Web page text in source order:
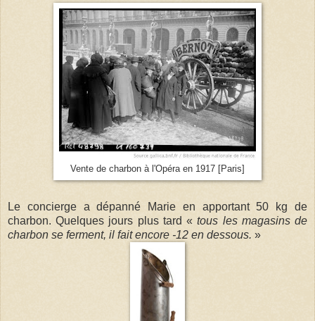
Vente de charbon à l'Opéra en 1917 [Paris]
Le concierge a dépanné Marie en apportant 50 kg de
charbon. Quelques jours plus tard «tous les magasins de
charbon se ferment, il fait encore -12 en dessous. »